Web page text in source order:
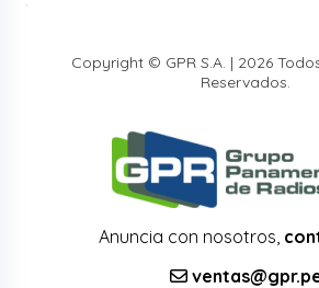
Copyright © GPR S.A. | 2026
Reservados.
Anuncia con nosotros,